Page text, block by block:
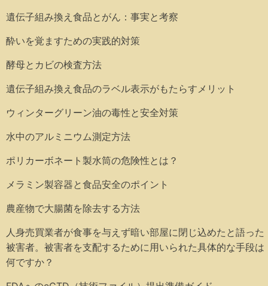
遺伝子組み換え食品とがん：事実と考察
酔いを覚ますための実践的対策
酵母とカビの検査方法
遺伝子組み換え食品のラベル表示がもたらすメリット
ウィンターグリーン油の毒性と安全対策
水中のアルミニウム測定方法
ポリカーボネート製水筒の危険性とは？
メラミン製容器と食品安全のポイント
農産物で大腸菌を除去する方法
人身売買業者が食事を与えず暗い部屋に閉じ込めたと語った
被害者。被害者を支配するために用いられた具体的な手段は
何ですか？